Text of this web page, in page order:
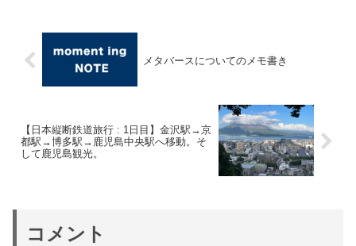
メタバースについてのメモ書き
【日本縦断鉄道旅行 : 1日目】金沢駅→京
都駅→博多駅→鹿児島中央駅へ移動。そ
して鹿児島観光。
コメント